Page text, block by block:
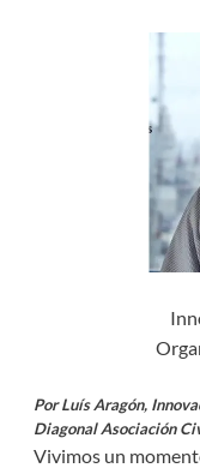
Por Luís Aragón,
Diagonal Asociación
Vivimos un